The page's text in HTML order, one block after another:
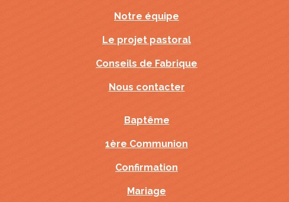
Notre équipe
Le projet pastoral
Conseils de Fabrique
Nous contacter
Baptême
1ère Communion
Confirmation
Mariage